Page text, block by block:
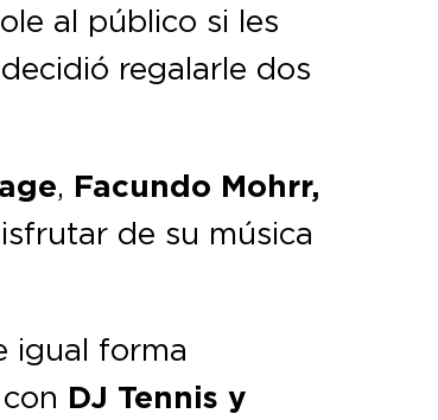
al público si les
regalarle dos
, Facundo Mohrr,
de su música
igual forma
DJ Tennis y